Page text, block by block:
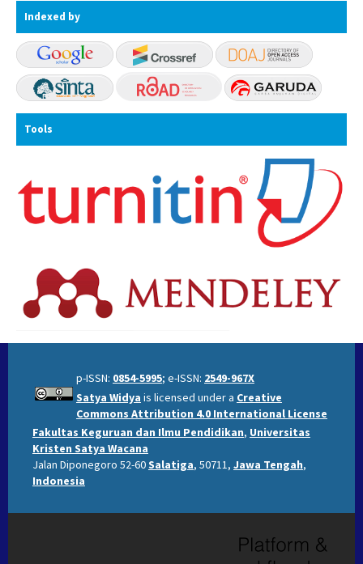
Indexed by
Tools
p-ISSN: 0854-5995; e-ISSN: 2549-967X
Satya Widya is licensed under a Creative
Commons Attribution 4.0 International License
Fakultas Keguruan dan Ilmu Pendidikan, Universitas
Kristen Satya Wacana
Jalan Diponegoro 52-60Salatiga, 50711, Jawa Tengah,
Indonesia